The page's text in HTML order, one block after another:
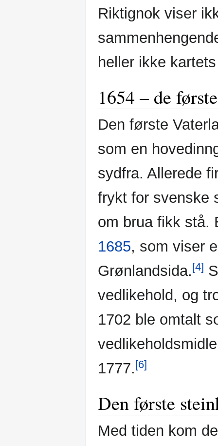
Riktignok viser
heller ikke
1654 – de
Den første
som en
sydfra. Allerede
frykt for svenske
om brua fikk stå.
1685, som viser
Grønlandsida.[4]
vedlikehold, og
1702 ble omtalt
1777.[6]
Den første
Med tiden kom